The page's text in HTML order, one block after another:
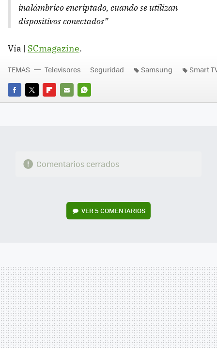
inalámbrico encriptado, cuando se utilizan
dispositivos conectados”
Vía | SCmagazine.
FACEBOOK
TWITTERFLIPBOARD
E-
WHATSAPP
TEMAS Televisores Seguridad Samsung Smart
Comentarios cerrados
VER5 COMENTARIOS